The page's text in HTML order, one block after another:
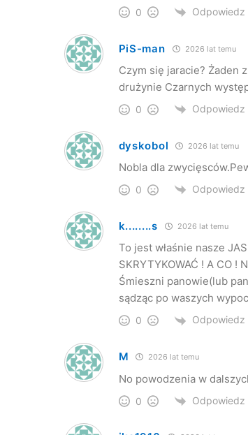
0 Odpowiedz
PiS-man 2026 lat temu
Czym się jaracie? Żaden
drużynie Czarnych
0 Odpowiedz
dyskobol 2026 lat temu
Nobla dla
0 Odpowiedz
k........s 2026 lat temu
To jest właśnie nasze
SKRYTYKOWAĆ ! A CO !
Śmieszni panowie(lub
sądząc po waszych
0 Odpowiedz
M 2026 lat temu
No powodzenia w
0 Odpowiedz